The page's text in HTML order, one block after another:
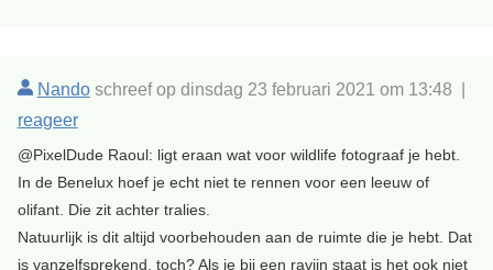
Nandoschreef op dinsdag 23 februari 2021 om 13:48 |
reageer
@PixelDude Raoul: ligt eraan wat voor wildlife fotograaf je hebt.
In de Benelux hoef je echt niet te rennen voor een leeuw of
olifant. Die zit achter tralies.
Natuurlijk is dit altijd voorbehouden aan de ruimte die je hebt. Dat
is vanzelfsprekend, toch? Als je bij een ravijn staat is het ook niet